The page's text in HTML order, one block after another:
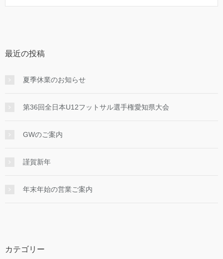
最近の投稿
夏季休業のお知らせ
第36回全日本U12フットサル選手権愛知県大会
GWのご案内
謹賀新年
年末年始の営業ご案内
カテゴリー